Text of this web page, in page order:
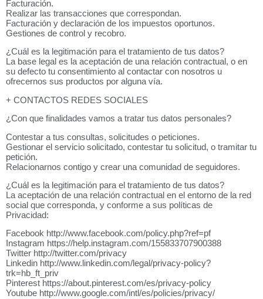
Facturación.
Realizar las transacciones que correspondan.
Facturación y declaración de los impuestos oportunos.
Gestiones de control y recobro.
¿Cuál es la legitimación para el tratamiento de tus datos?
La base legal es la aceptación de una relación contractual, o en
su defecto tu consentimiento al contactar con nosotros u
ofrecernos sus productos por alguna vía.
+ CONTACTOS REDES SOCIALES
¿Con que finalidades vamos a tratar tus datos personales?
Contestar a tus consultas, solicitudes o peticiones.
Gestionar el servicio solicitado, contestar tu solicitud, o tramitar tu
petición.
Relacionarnos contigo y crear una comunidad de seguidores.
¿Cuál es la legitimación para el tratamiento de tus datos?
La aceptación de una relación contractual en el entorno de la red
social que corresponda, y conforme a sus políticas de
Privacidad:
Facebook http://www.facebook.com/policy.php?ref=pf
Instagram https://help.instagram.com/155833707900388
Twitter http://twitter.com/privacy
Linkedin http://www.linkedin.com/legal/privacy-policy?
trk=hb_ft_priv
Pinterest https://about.pinterest.com/es/privacy-policy
Youtube http://www.google.com/intl/es/policies/privacy/